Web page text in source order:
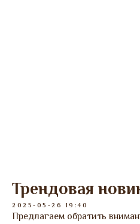
Трендовая
2025-05-26 19:40
Предлагаем обратить